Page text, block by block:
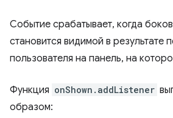
Событие срабатывает, когда
становится видимой в результате
пользователя на панель, на
Функция onShown.addListener
образом: